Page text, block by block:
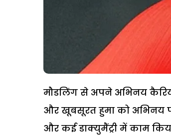
मौडलिंग से अपने अभिनय
और खूबसूरत हुमा को अभिनय
और कई डाक्युमैंट्री में काम